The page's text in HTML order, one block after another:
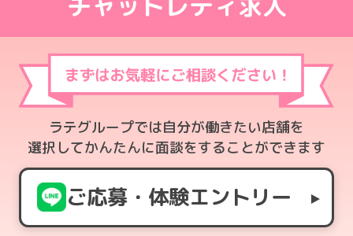
ラテグループでは自分が働きたい店舗を
選択してかんたんに面談をすることができます
ご応募・体験エントリー